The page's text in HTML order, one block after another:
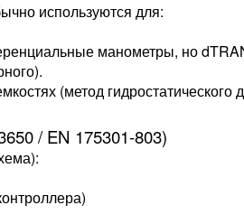
используются для:
манометры, но
(метод гидростатического
/ EN 175301-803)